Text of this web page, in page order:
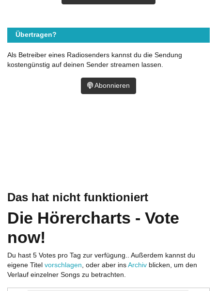
Das hat nicht funktioniert
Die Hörercharts - Vote
now!
Du hast 5 Votes pro Tag zur verfügung.. Außerdem kannst du
eigene Titel vorschlagen, oder aber ins Archiv blicken, um den
Verlauf einzelner Songs zu betrachten.
Übertragen?
Als Betreiber eines Radiosenders kannst du die Sendung
kostengünstig auf deinen Sender streamen lassen.
Abonnieren